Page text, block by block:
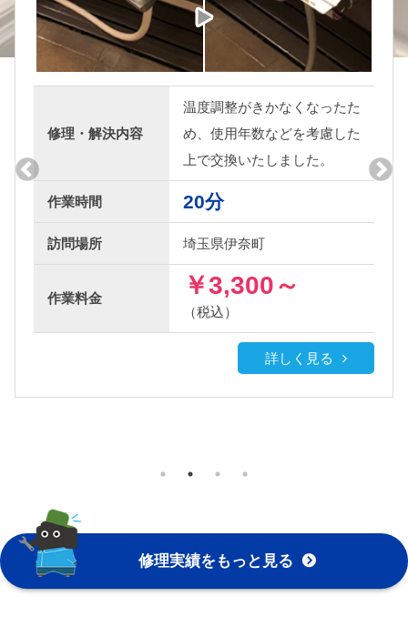
使用年数などを考慮した
交換いたしました。
県伊奈町
3,300～
修理・解決内容
たし
訪問場所
作業 料金
修理実績をもっと見る